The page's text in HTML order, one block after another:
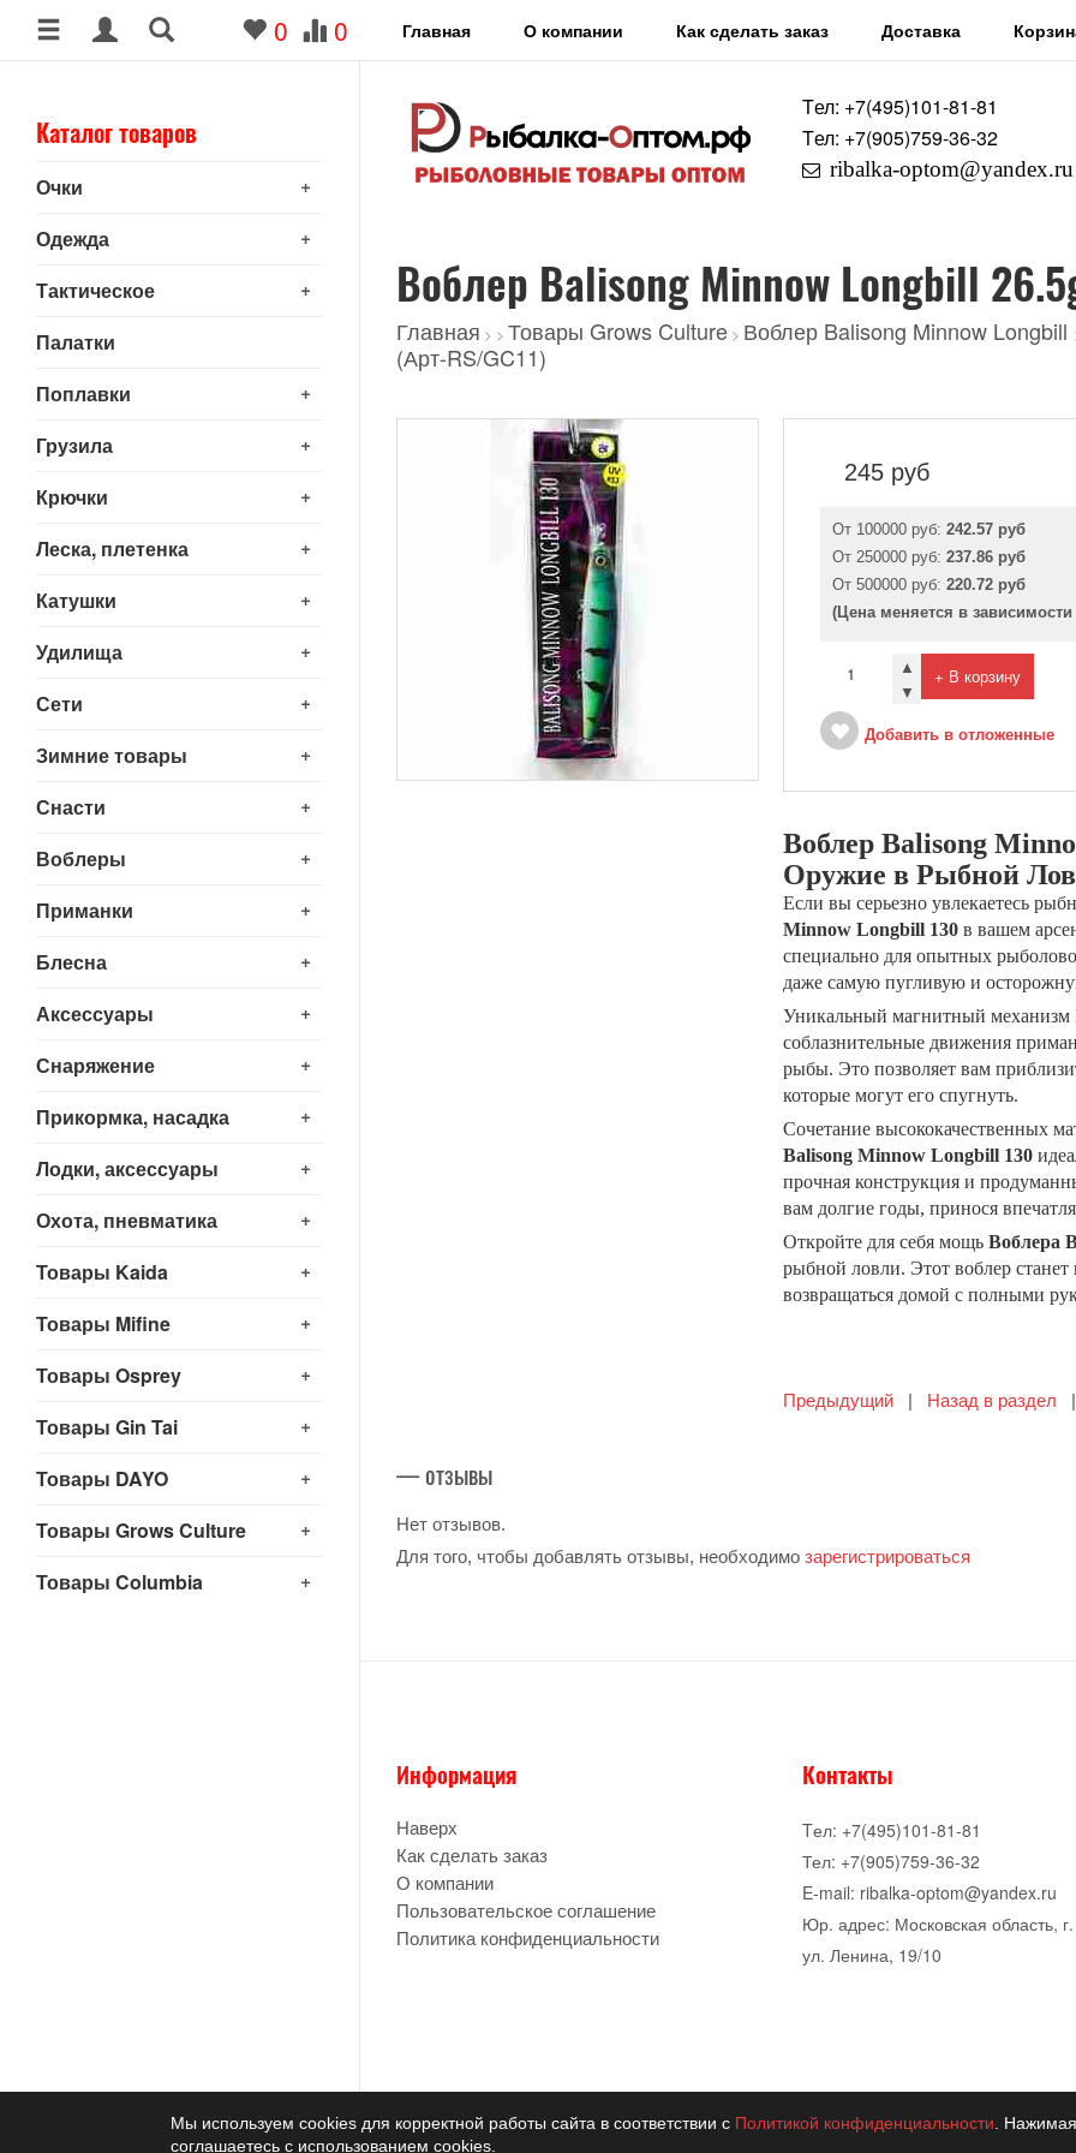
0 0 Главная О компании Как сделать заказ Доставка
Каталог товаров
+
Очки
+
Одежда
+
Тактическое
Палатки
+
Поплавки
+
Грузила
+
Крючки
+
Леска, плетенка
+
Катушки
+
Удилища
+
Сети
+
Зимние товары
+
Снасти
+
Воблеры
+
Приманки
+
Блесна
+
Аксессуары
+
Снаряжение
+
Прикормка, насадка
+
Лодки, аксессуары
+
Охота, пневматика
+
Товары Kaida
+
Товары Mifine
+
Товары Osprey
+
Товары Gin Tai
+
Товары DAYO
+
Товары Grows Culture
+
Товары Columbia
Tел: +7(495)101-81-81
Tел: +7(905)759-36-32
ribalka-optom@yandex.ru
Воблер Balisong Minnow Longbill
Главная > > Товары Grows Culture > Воблер Balisong Minnow Longbill
(Арт-RS/GC11)
245 руб
От 100000 руб: 242.57 руб
От 250000 руб: 237.86 руб
От 500000 руб: 220.72 руб
(Цена меняется в
▲
▼
+ В корзину
Добавить в отложенные
Воблер Balisong
Оружие в Рыбной
Если вы серьезно увлекаетесь
Minnow Longbill 130 в вашем
специально для опытных
даже самую пугливую и
Уникальный магнитный механизм
соблазнительные движения
рыбы. Это позволяет вам
которые могут его спугнуть.
Сочетание высококачественных
Balisong Minnow Longbill 130
прочная конструкция и
вам долгие годы, принося
Откройте для себя мощь Воблера
рыбной ловли. Этот воблер
возвращаться домой с полными
Предыдущий | Назад в раздел
— отзывы
Нет отзывов.
Для того, чтобы добавлять отзывы, необходимо зарегистрироваться
Информация
Наверх
Как сделать заказ
О компании
Пользовательское соглашение
Политика конфиденциальности
Контакты
Tел: +7(495)101-81-81
Тел: +7(905)759-36-32
E-mail: ribalka-optom@yandex.ru
Юр. адрес: Московская область,
ул. Ленина, 19/10
Мы используем cookies для корректной работы сайта в соответствии с Политикой конфиденциальности .
соглашаетесь с использованием cookies.